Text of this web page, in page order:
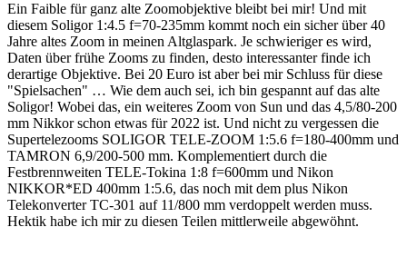
Ein Faible für ganz alte Zoomobjektive bleibt bei mir! Und mit
diesem Soligor 1:4.5 f=70-235mm kommt noch ein sicher über 40
Jahre altes Zoom in meinen Altglaspark. Je schwieriger es wird,
Daten über frühe Zooms zu finden, desto interessanter finde ich
derartige Objektive. Bei 20 Euro ist aber bei mir Schluss für diese
"Spielsachen" … Wie dem auch sei, ich bin gespannt auf das alte
Soligor! Wobei das, ein weiteres Zoom von Sun und das 4,5/80-200
mm Nikkor schon etwas für 2022 ist. Und nicht zu vergessen die
Supertelezooms SOLIGOR TELE-ZOOM 1:5.6 f=180-400mm und
TAMRON 6,9/200-500 mm. Komplementiert durch die
Festbrennweiten TELE-Tokina 1:8 f=600mm und Nikon
NIKKOR*ED 400mm 1:5.6, das noch mit dem plus Nikon
Telekonverter TC-301 auf 11/800 mm verdoppelt werden muss.
Hektik habe ich mir zu diesen Teilen mittlerweile abgewöhnt.